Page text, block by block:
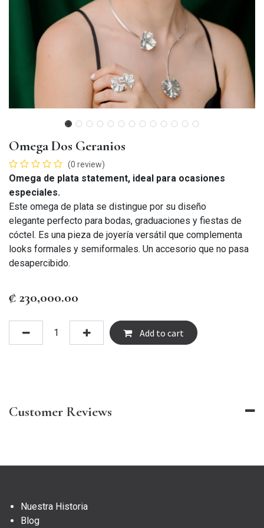
Omega Dos Geranios
(0 review)
Omega de plata statement, ideal para ocasiones
especiales.
Este omega de plata se distingue por su diseño
elegante perfecto para bodas, graduaciones y fiestas de
cóctel. Es una pieza de joyería versátil que complementa
looks formales y semiformales. Un accesorio que no pasa
desapercibido.
₡ 230,000.00
Add to cart
Customer Reviews
Nuestra Historia
Blog